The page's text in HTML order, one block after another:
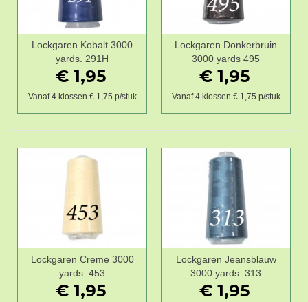
Lockgaren Kobalt 3000
yards. 291H
€ 1,95
Vanaf 4 klossen € 1,75 p/stuk
Lockgaren Donkerbruin
3000 yards 495
€ 1,95
Vanaf 4 klossen € 1,75 p/stuk
Lockgaren Creme 3000
yards. 453
€ 1,95
Lockgaren Jeansblauw
3000 yards. 313
€ 1,95